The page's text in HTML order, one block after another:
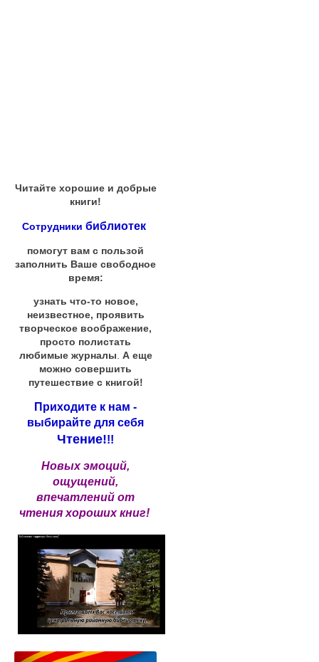
Читайте хорошие и добрые
книги!
Сотрудники библиотек
помогут вам с пользой
заполнить Ваше свободное
время:
узнать что-то новое,
неизвестное, проявить
творческое воображение,
просто полистать
любимые журналы А еще
можно совершить
путешествие с книгой!
Приходите к нам -
выбирайте для себя
Чтение!!!
Новых эмоций,
ощущений,
впечатлений от
чтения хороших книг!